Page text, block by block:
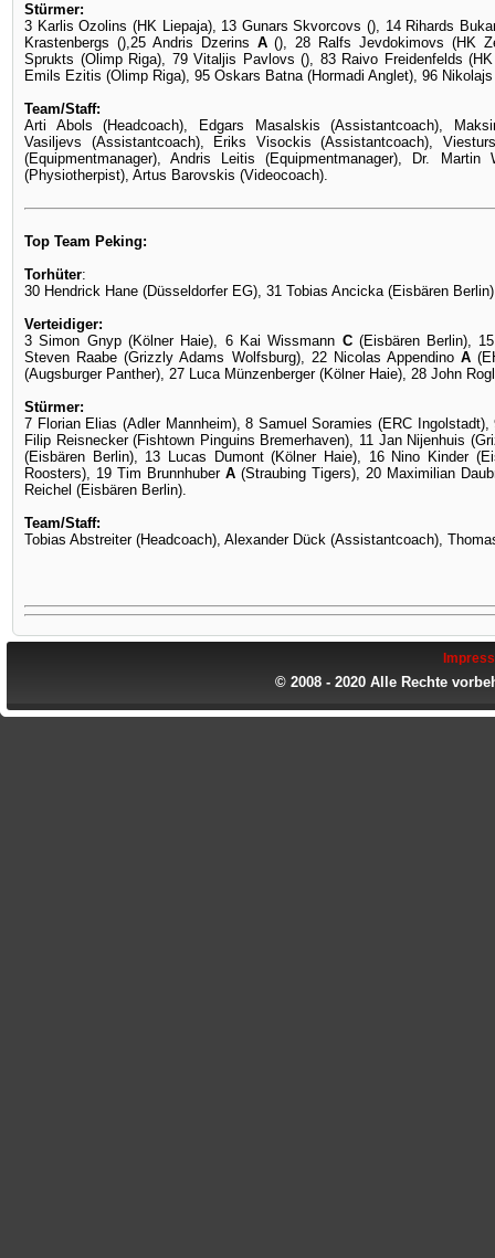
Stürmer:
3 Karlis Ozolins (HK Liepaja), 13 Gunars Skvorcovs (), 14 Rihards
Krastenbergs (),25 Andris Dzerins A(), 28 Ralfs Jevdokimovs (HK
Sprukts (Olimp Riga), 79 Vitaljis Pavlovs (), 83 Raivo Freidenfelds
Emils Ezitis (Olimp Riga), 95 Oskars Batna (Hormadi Anglet), 96
Team/Staff:
Arti Abols (Headcoach), Edgars Masalskis (Assistantcoach),
Vasiljevs (Assistantcoach), Eriks Visockis (Assistantcoach),
(Equipmentmanager), Andris Leitis (Equipmentmanager), Dr.
(Physiotherpist), Artus Barovskis (Videocoach).
Top Team Peking:
Torhüter:
30 Hendrick Hane (Düsseldorfer EG), 31 Tobias Ancicka (Eisbären
Verteidiger:
3 Simon Gnyp (Kölner Haie), 6 Kai Wissmann C(Eisbären Berlin),
Steven Raabe (Grizzly Adams Wolfsburg), 22 Nicolas AppendinoA
(Augsburger Panther), 27 Luca Münzenberger (Kölner Haie), 28 John
Stürmer:
7 Florian Elias (Adler Mannheim), 8 Samuel Soramies (ERC
Filip Reisnecker (Fishtown Pinguins Bremerhaven), 11 Jan Nijenhuis
(Eisbären Berlin), 13 Lucas Dumont (Kölner Haie), 16 Nino Kinder
Roosters), 19 Tim Brunnhuber A (Straubing Tigers), 20 Maximilian
Reichel (Eisbären Berlin).
Team/Staff:
Tobias Abstreiter (Headcoach), Alexander Dück (Assistantcoach),
© 2008 - 2020 Alle Rechte